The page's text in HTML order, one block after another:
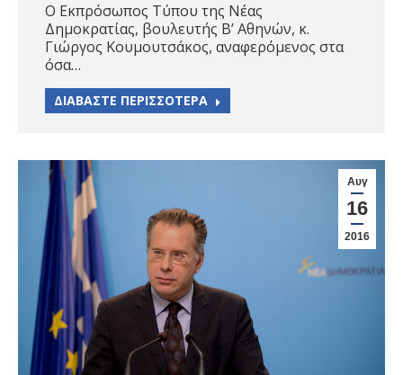
Ο Εκπρόσωπος Τύπου της Νέας
Δημοκρατίας, βουλευτής Β’ Αθηνών, κ.
Γιώργος Κουμουτσάκος, αναφερόμενος στα
όσα…
ΔΙΑΒΑΣΤΕ ΠΕΡΙΣΣΟΤΕΡΑ
Αυγ
16
2016